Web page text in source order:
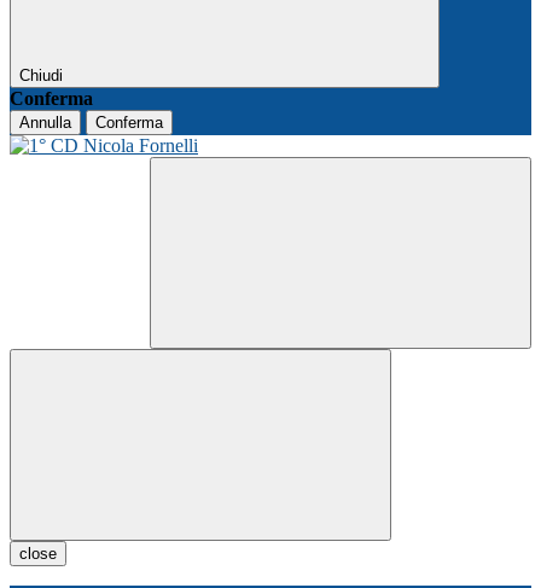
Chiudi
Conferma
Annulla Conferma
close